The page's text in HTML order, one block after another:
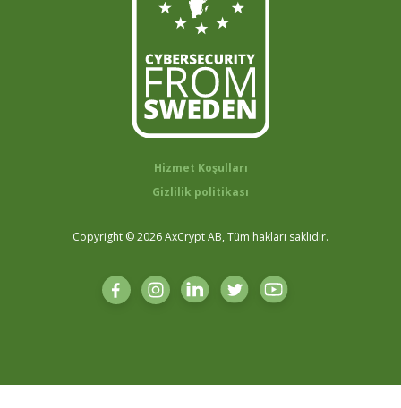
Hizmet Koşulları
Gizlilik politikası
Copyright © 2026 AxCrypt AB, Tüm hakları saklıdır.